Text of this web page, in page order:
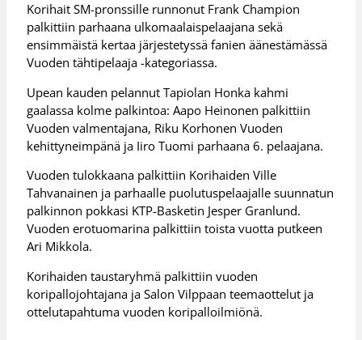
Korihait SM-pronssille runnonut Frank Champion
palkittiin parhaana ulkomaalaispelaajana sekä
ensimmäistä kertaa järjestetyssä fanien äänestämässä
Vuoden tähtipelaaja -kategoriassa.
Upean kauden pelannut Tapiolan Honka kahmi
gaalassa kolme palkintoa: Aapo Heinonen palkittiin
Vuoden valmentajana, Riku Korhonen Vuoden
kehittyneimpänä ja Iiro Tuomi parhaana 6. pelaajana.
Vuoden tulokkaana palkittiin Korihaiden Ville
Tahvanainen ja parhaalle puolutuspelaajalle suunnatun
palkinnon pokkasi KTP-Basketin Jesper Granlund.
Vuoden erotuomarina palkittiin toista vuotta putkeen
Ari Mikkola.
Korihaiden taustaryhmä palkittiin vuoden
koripallojohtajana ja Salon Vilppaan teemaottelut ja
ottelutapahtuma vuoden koripalloilmiönä.